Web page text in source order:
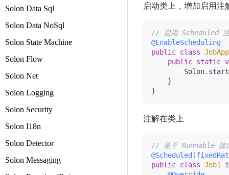
Solon Data Sql
Solon Data NoSql
Solon State Machine
Solon Flow
Solon Net
Solon Logging
Solon Security
Solon I18n
Solon Detector
Solon Messaging
启动类上，增加启用注
// 启用 Scheduled 注
@EnableScheduling
public class JobApp
public static
    }
注解在类上
// 基于 Runnable 接
public class Job1